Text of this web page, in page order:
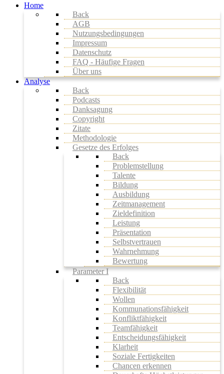
Home
Back
AGB
Nutzungsbedingungen
Impressum
Datenschutz
FAQ - Häufige Fragen
Über uns
Analyse
Back
Podcasts
Danksagung
Copyright
Zitate
Methodologie
Gesetze des Erfolges
Back
Problemstellung
Talente
Bildung
Ausbildung
Zeitmanagement
Zieldefinition
Leistung
Präsentation
Selbstvertrauen
Wahrnehmung
Bewertung
Parameter I
Back
Flexibilität
Wollen
Kommunationsfähigkeit
Konfliktfähigkeit
Teamfähigkeit
Entscheidungsfähigkeit
Klarheit
Soziale Fertigkeiten
Chancen erkennen